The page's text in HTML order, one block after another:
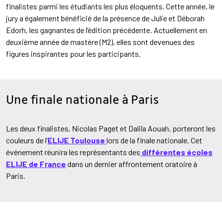
finalistes parmi les étudiants les plus éloquents. Cette année, le
jury a également bénéficié de la présence de Julie et Déborah
Edorh, les gagnantes de l’édition précédente. Actuellement en
deuxième année de mastère (M2), elles sont devenues des
figures inspirantes pour les participants.
Une finale nationale à Paris
Les deux finalistes, Nicolas Paget et Dalila Aouah, porteront les
couleurs de l’ELIJE Toulouse lors de la finale nationale. Cet
événement réunira les représentants des différentes écoles
ELIJE de France dans un dernier affrontement oratoire à
Paris.